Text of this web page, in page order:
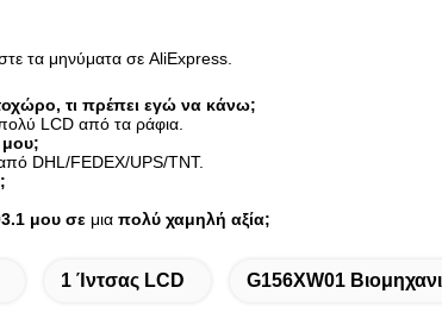
τα μηνύματα σε AliExpress.
τι πρέπει εγώ να κάνω;
LCD από τα ράφια.
DHL/FEDEX/UPS/TNT.
μου σε μια πολύ χαμηλή αξία;
1 Ίντσας LCD G156XW01